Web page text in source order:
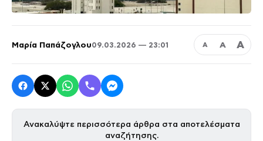
Μαρία Παπάζογλου09.03.2026 — 23:01 Α Α Α
Ανακαλύψτε περισσότερα άρθρα στα αποτελέσματα
αναζήτησης.